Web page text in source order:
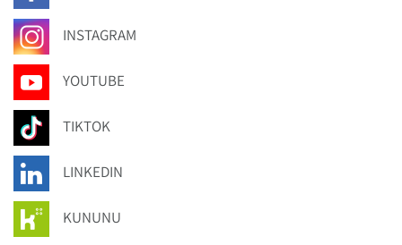
INSTAGRAM
YOUTUBE
TIKTOK
LINKEDIN
KUNUNU